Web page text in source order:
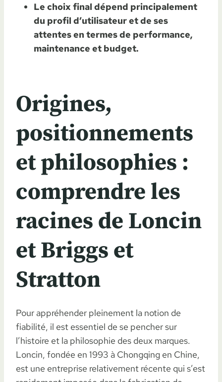
Le choix final dépend principalement
du profil d’utilisateur et de ses
attentes en termes de performance,
maintenance et budget.
Origines,
positionnements
et philosophies :
comprendre les
racines de Loncin
et Briggs et
Stratton
Pour appréhender pleinement la notion de
fiabilité, il est essentiel de se pencher sur
l’histoire et la philosophie des deux marques.
Loncin, fondée en 1993 à Chongqing en Chine,
est une entreprise relativement récente qui s’est